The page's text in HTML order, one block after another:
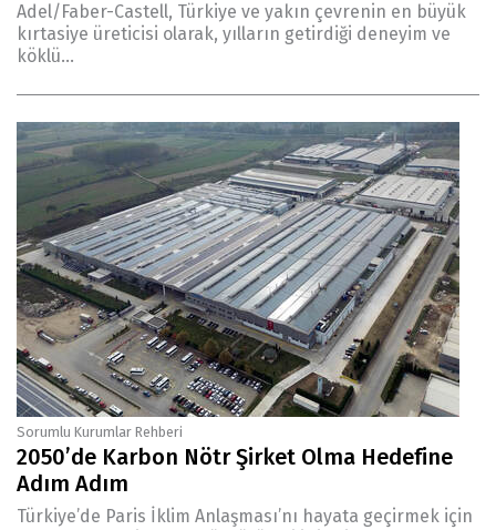
Adel/Faber-Castell, Türkiye ve yakın çevrenin en büyük
kırtasiye üreticisi olarak, yılların getirdiği deneyim ve
köklü...
Sorumlu Kurumlar Rehberi
2050’de Karbon Nötr Şirket Olma Hedefine
Adım Adım
Türkiye’de Paris İklim Anlaşması’nı hayata geçirmek için